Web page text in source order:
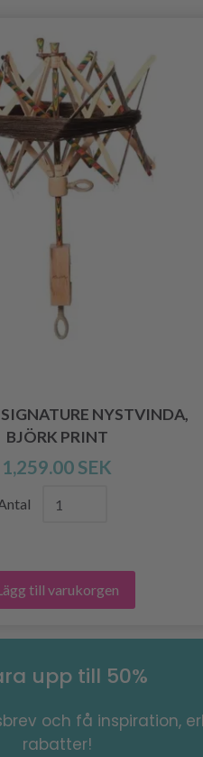
NYSTVINDA,
BJÖRK PRINT
1,259.00 SEK
till varukorgen
upp till 50%
och få inspiration,
rabatter!